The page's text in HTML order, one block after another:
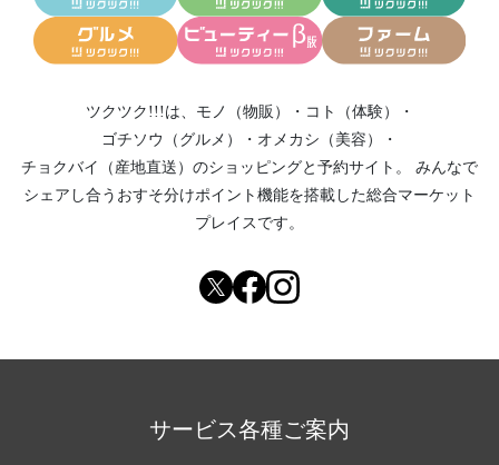
ツクツク!!!は、 モノ（物販） ・ コト（体験）
・
ゴチソウ（グルメ）
・ オメカシ（美容）
・
チョクバイ（産地直送） のショッピングと予約サイト。
みんなで
シェアし合う おすそ分けポイント機能を搭載した総合マーケット
プレイスです。
サービス各種ご案内